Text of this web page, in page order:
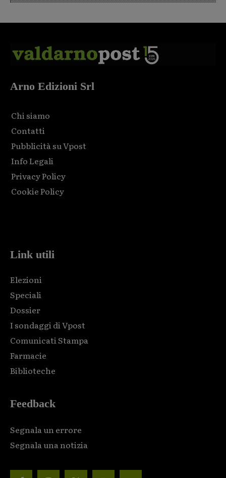
Arno Edizioni Srl
Chi siamo
Contatti
Pubblicità su Vpost
Info Legali
Privacy Policy
Cookie Policy
Link utili
Elezioni
Speciali
Dossier
I sondaggi di Vpost
Comunicati Stampa
Farmacie
Biblioteche
Feedback
Segnala un errore
Segnala una notizia